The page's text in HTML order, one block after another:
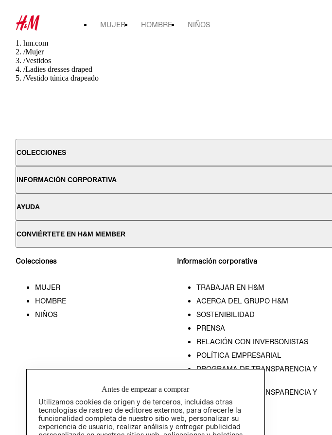
MUJER HOMBRE NIÑOS
hm.com
/Mujer
/Vestidos
/Ladies dresses draped
/Vestido túnica drapeado
COLECCIONES
INFORMACIÓN CORPORATIVA
AYUDA
CONVIÉRTETE EN H&M MEMBER
Colecciones
MUJER
HOMBRE
NIÑOS
Información corporativa
TRABAJAR EN H&M
ACERCA DEL GRUPO H&M
SOSTENIBILIDAD
PRENSA
RELACIÓN CON INVERSONISTAS
POLÍTICA EMPRESARIAL
PROGRAMA DE TRANSPARENCIA Y
PROGRAMA DE TRANSPARENCIA Y
ÉTICA (INGLÉS)
Antes de empezar a comprar
Utilizamos cookies de origen y de terceros, incluidas otras
tecnologías de rastreo de editores externos, para ofrecerle la
funcionalidad completa de nuestro sitio web, personalizar su
experiencia de usuario, realizar análisis y entregar publicidad